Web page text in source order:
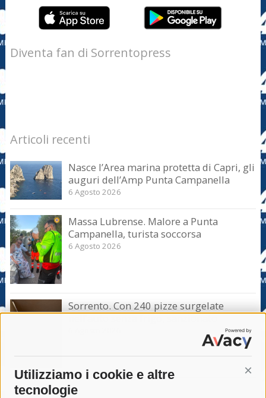
Utilizziamo i cookie e altre
tecnologie
Diventa fan di Sorrentopress
Articoli recenti
Nasce l’Area marina protetta di Capri, gli
auguri dell’Amp Punta Campanella
6 Agosto 2026
Massa Lubrense. Malore a Punta
Campanella, turista soccorsa
6 Agosto 2026
Sorrento. Con 240 pizze surgelate
nell’auto senza frigo, sanzionato